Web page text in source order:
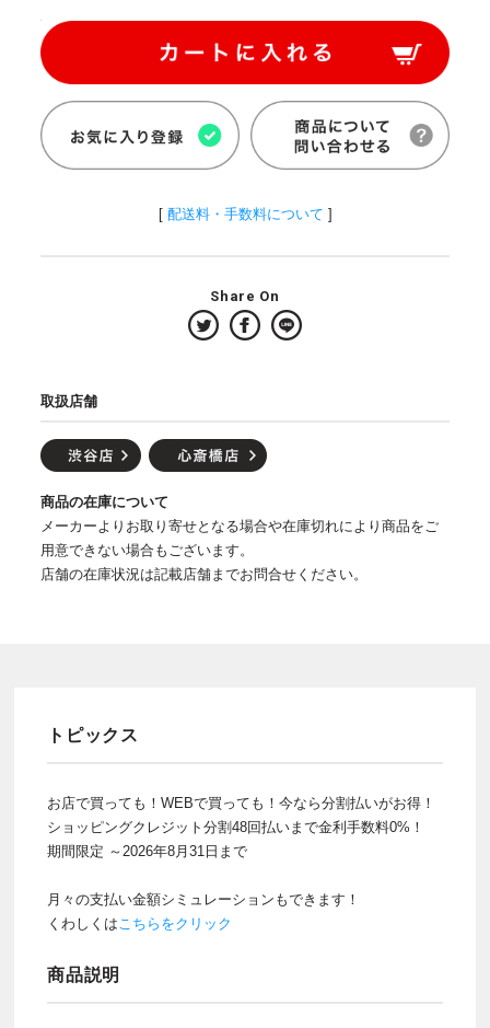
[ 配送料・手数料について ]
Share On
取扱店舗
商品の在庫について
メーカーよりお取り寄せとなる場合や在庫切れにより商品をご
用意できない場合もございます。
店舗の在庫状況は記載店舗までお問合せください。
トピックス
お店で買っても！WEBで買っても！今なら分割払いがお得！
ショッピングクレジット分割48回払いまで金利手数料0%！
期間限定 ～2026年8月31日まで
月々の支払い金額シミュレーションもできます！
くわしくはこちらをクリック
商品説明